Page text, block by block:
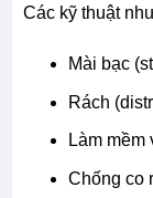
Các kỹ thuật
Mài bạc
Rách
Làm mềm
Chống co